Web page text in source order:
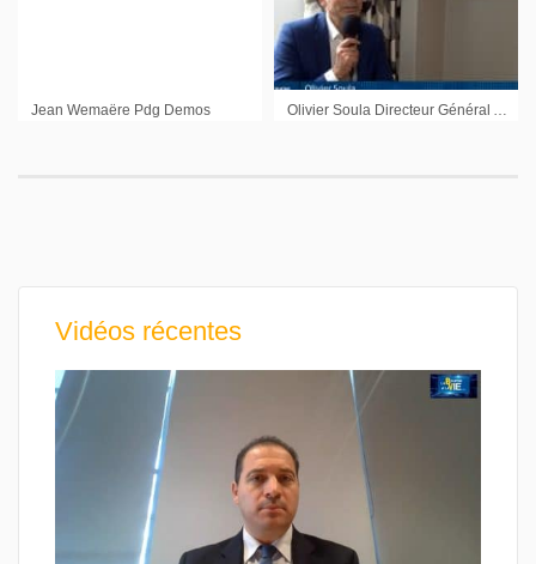
Jean Wemaëre Pdg Demos
Vidéos récentes